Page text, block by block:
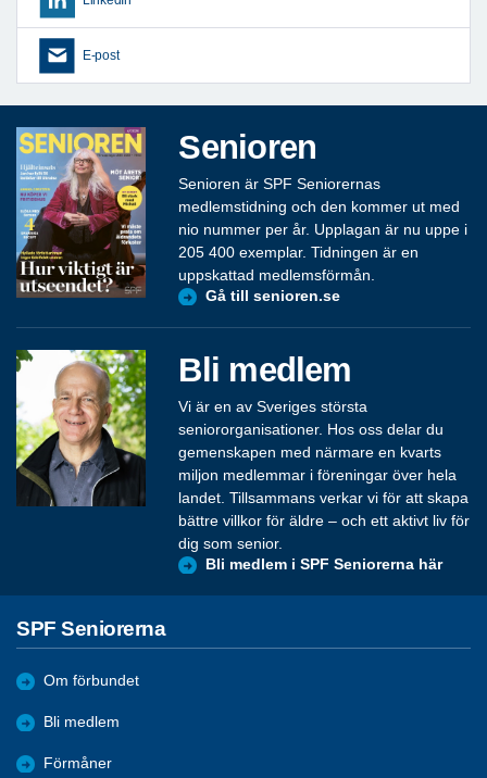
E-post
Senioren
Senioren är SPF Seniorernas
medlemstidning och den kommer ut med
nio nummer per år. Upplagan är nu uppe i
205 400 exemplar. Tidningen är en
uppskattad medlemsförmån.
Gå till senioren.se
Bli medlem
Vi är en av Sveriges största
seniororganisationer. Hos oss delar du
gemenskapen med närmare en kvarts
miljon medlemmar i föreningar över hela
landet. Tillsammans verkar vi för att skapa
bättre villkor för äldre – och ett aktivt liv för
dig som senior.
Bli medlem i SPF Seniorerna här
SPF Seniorerna
Om förbundet
Bli medlem
Förmåner